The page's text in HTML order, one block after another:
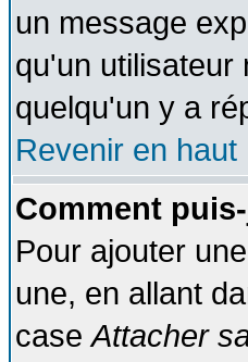
un message
qu'un utilisateur
quelqu'un y a
Revenir en haut
Comment
Pour ajouter
une, en allant
caseAttacher